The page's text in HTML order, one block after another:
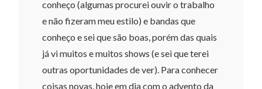
conheço (algumas procurei ouvir o trabalho
e não fizeram meu estilo) e bandas que
conheço e sei que são boas, porém das quais
já vi muitos e muitos shows (e sei que terei
outras oportunidades de ver). Para conhecer
coisas novas, hoje em dia com o advento da